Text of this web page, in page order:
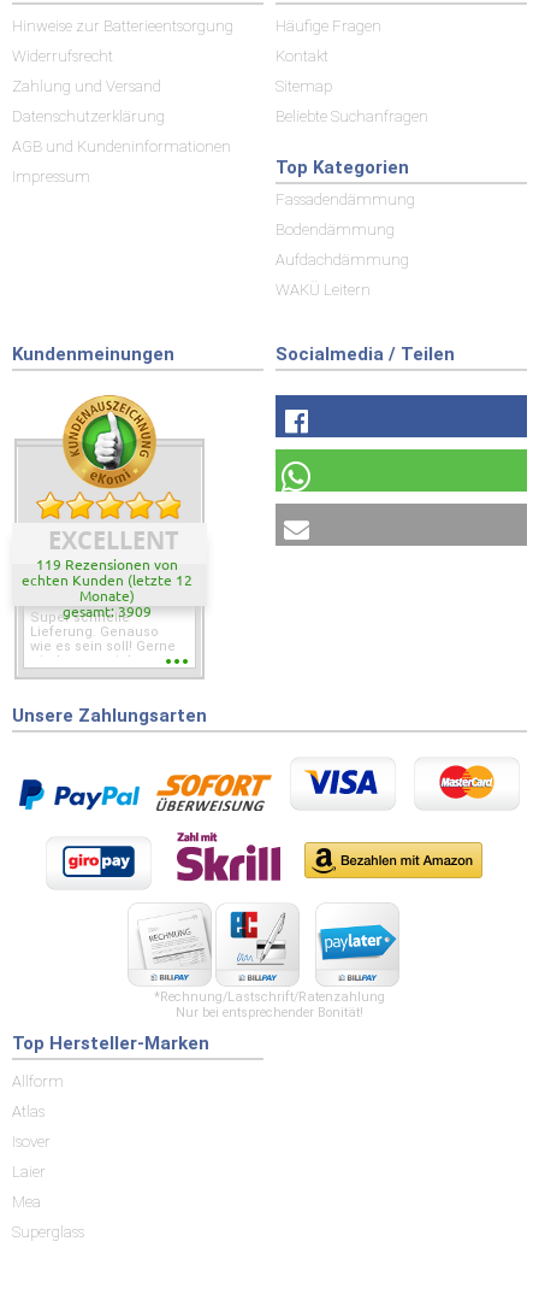
Hinweise zur Batterieentsorgung
Widerrufsrecht
Zahlung und Versand
Datenschutzerklärung
AGB und Kundeninformationen
Impressum
Häufige Fragen
Kontakt
Sitemap
Beliebte Suchanfragen
Top Kategorien
Fassadendämmung
Bodendämmung
Aufdachdämmung
WAKÜ Leitern
Kundenmeinungen
EXCELLENT
119 Rezensionen von
echten Kunden (letzte 12
Monate)
gesamt: 3909
Super schnelle
Lieferung. Genauso
wie es sein soll! Gerne
wieder wenn ich was
Socialmedia / Teilen
Unsere Zahlungsarten
*Rechnung/Lastschrift/Ratenzahlung
Nur bei entsprechender Bonität!
Top Hersteller-Marken
Allform
Atlas
Isover
Laier
Mea
Superglass